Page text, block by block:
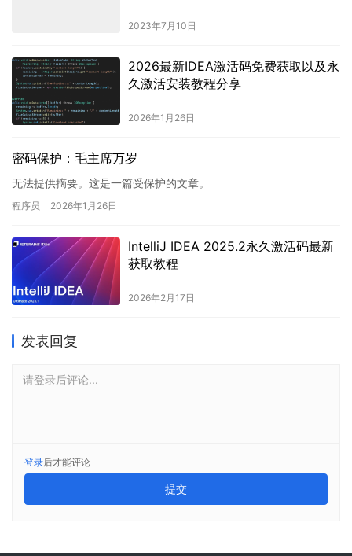
2023年7月10日
2026最新IDEA激活码免费获取以及永
久激活安装教程分享
2026年1月26日
密码保护：毛主席万岁
无法提供摘要。这是一篇受保护的文章。
程序员 2026年1月26日
IntelliJ IDEA 2025.2永久激活码最新
获取教程
2026年2月17日
发表回复
请登录后评论...
登录后才能评论
提交